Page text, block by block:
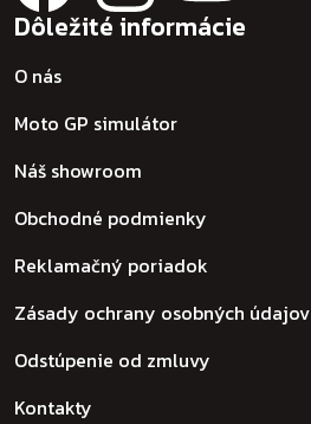
Dôležité informácie
O nás
Moto GP simulátor
Náš showroom
Obchodné podmienky
Reklamačný poriadok
Zásady ochrany osobných údajov
Odstúpenie od zmluvy
Kontakty